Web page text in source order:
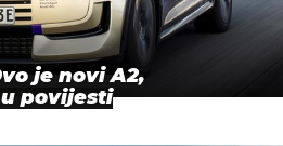
je novi A2,
povijesti